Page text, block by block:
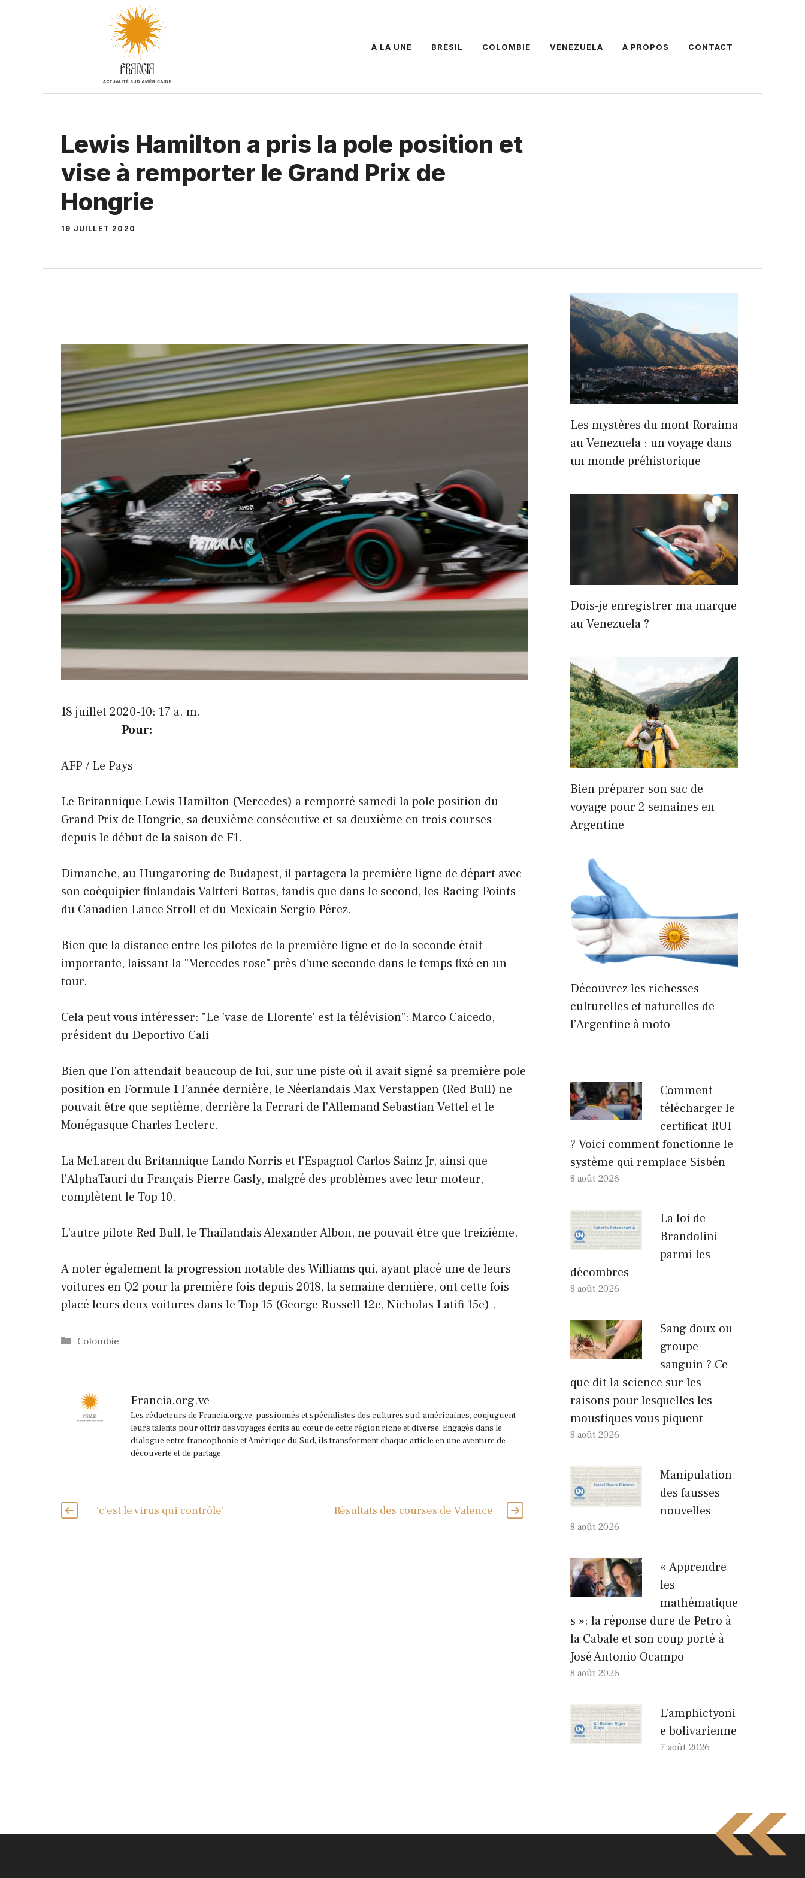
À LA UNE BRÉSIL COLOMBIE VENEZUELA À PROPOS CONTACT
Lewis Hamilton a pris la pole position et
vise à remporter le Grand Prix de
Hongrie
19 JUILLET 2020
18 juillet 2020-10: 17 a. m.
Pour:
AFP / Le Pays
Le Britannique Lewis Hamilton (Mercedes) a remporté samedi la pole position du
Grand Prix de Hongrie, sa deuxième consécutive et sa deuxième en trois courses
depuis le début de la saison de F1.
Dimanche, au Hungaroring de Budapest, il partagera la première ligne de départ avec
son coéquipier finlandais Valtteri Bottas, tandis que dans le second, les Racing Points
du Canadien Lance Stroll et du Mexicain Sergio Pérez.
Bien que la distance entre les pilotes de la première ligne et de la seconde était
importante, laissant la "Mercedes rose" près d'une seconde dans le temps fixé en un
tour.
Cela peut vous intéresser: "Le 'vase de Llorente' est la télévision": Marco Caicedo,
président du Deportivo Cali
Bien que l'on attendait beaucoup de lui, sur une piste où il avait signé sa première pole
position en Formule 1 l'année dernière, le Néerlandais Max Verstappen (Red Bull) ne
pouvait être que septième, derrière la Ferrari de l'Allemand Sebastian Vettel et le
Monégasque Charles Leclerc.
La McLaren du Britannique Lando Norris et l'Espagnol Carlos Sainz Jr, ainsi que
l'AlphaTauri du Français Pierre Gasly, malgré des problèmes avec leur moteur,
complètent le Top 10.
L'autre pilote Red Bull, le Thaïlandais Alexander Albon, ne pouvait être que treizième.
A noter également la progression notable des Williams qui, ayant placé une de leurs
voitures en Q2 pour la première fois depuis 2018, la semaine dernière, ont cette fois
placé leurs deux voitures dans le Top 15 (George Russell 12e, Nicholas Latifi 15e) .
Catégories
Colombie
Francia.org.ve
Les rédacteurs de Francia.org.ve, passionnés et spécialistes des cultures sud-américaines, conjuguent
leurs talents pour offrir des voyages écrits au cœur de cette région riche et diverse. Engagés dans le
dialogue entre francophonie et Amérique du Sud, ils transforment chaque article en une aventure de
découverte et de partage.
'c'est le virus qui contrôle' Résultats des courses de Valence
Les mystères du mont Roraima
au Venezuela : un voyage dans
un monde préhistorique
Dois-je enregistrer ma marque
au Venezuela ?
Bien préparer son sac de
voyage pour 2 semaines en
Argentine
Découvrez les richesses
culturelles et naturelles de
l’Argentine à moto
Comment
télécharger le
certificat RUI
? Voici comment fonctionne le
système qui remplace Sisbén
8 août 2026
La loi de
Brandolini
parmi les
décombres
8 août 2026
Sang doux ou
groupe
sanguin ? Ce
que dit la science sur les
raisons pour lesquelles les
moustiques vous piquent
8 août 2026
Manipulation
des fausses
nouvelles
8 août 2026
« Apprendre
les
mathématique
s »: la réponse dure de Petro à
la Cabale et son coup porté à
José Antonio Ocampo
8 août 2026
L’amphictyoni
e bolivarienne
7 août 2026